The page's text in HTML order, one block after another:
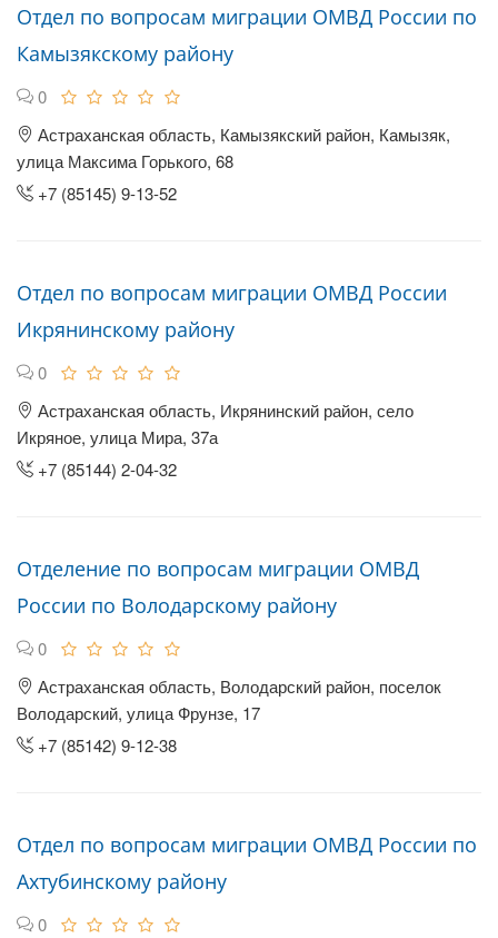
Отдел по вопросам миграции ОМВД России по
Камызякскому району
0
Астраханская область, Камызякский район, Камызяк,
улица Максима Горького, 68
+7 (85145) 9-13-52
Отдел по вопросам миграции ОМВД России
Икрянинскому району
0
Астраханская область, Икрянинский район, село
Икряное, улица Мира, 37а
+7 (85144) 2-04-32
Отделение по вопросам миграции ОМВД
России по Володарскому району
0
Астраханская область, Володарский район, поселок
Володарский, улица Фрунзе, 17
+7 (85142) 9-12-38
Отдел по вопросам миграции ОМВД России по
Ахтубинскому району
0